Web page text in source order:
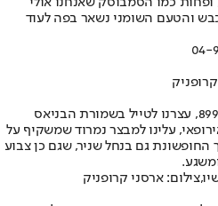
והטעם השומני נשאר בפה לעוד
משם עלינו לרמת הגולן דרך כביש 899, עצרנו לטייל בשמורת הבניאס
עלינו למבצר נמרוד שמשקיף על
גם בנחל שניר, שגם כן צבוע
ארסני קרופניק